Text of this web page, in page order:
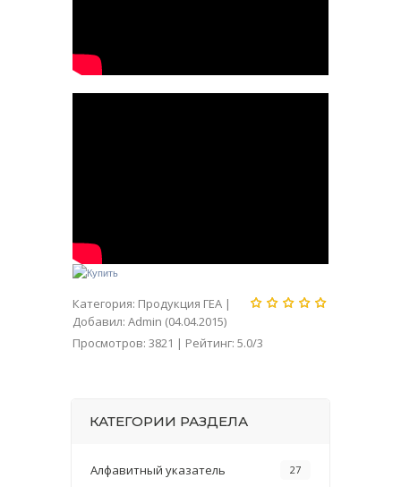
Категория: Продукция ГЕА |
Добавил: Admin (04.04.2015)
Просмотров: 3821 | Рейтинг: 5.0/3
КАТЕГОРИИ РАЗДЕЛА
Алфавитный указатель 27